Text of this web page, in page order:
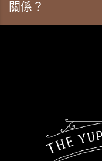
關係？